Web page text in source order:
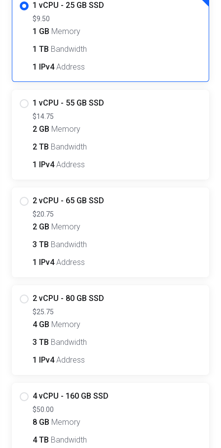
1 vCPU - 25 GB SSD
$9.50
1 GB Memory
1 TB Bandwidth
1 IPv4Address
1 vCPU - 55 GB SSD
$14.75
2 GB Memory
2 TB Bandwidth
1 IPv4Address
2 vCPU - 65 GB SSD
$20.75
2 GB Memory
3 TB Bandwidth
1 IPv4Address
2 vCPU - 80 GB SSD
$25.75
4 GB Memory
3 TB Bandwidth
1 IPv4Address
4 vCPU - 160 GB SSD
$50.00
8 GB Memory
4 TB Bandwidth